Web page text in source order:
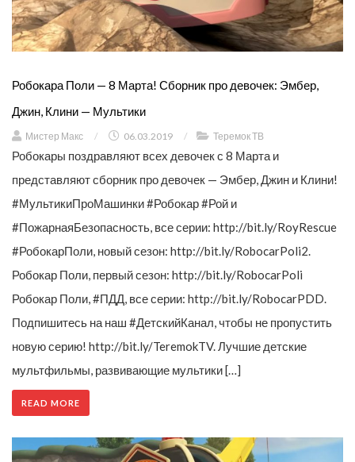
Робокара Поли — 8 Марта! Сборник про девочек: Эмбер,
Джин, Клини — Мультики
Мистер Макс / 06.03.2019 / Теремок ТВ
Робокары поздравляют всех девочек с 8 Марта и
представляют сборник про девочек — Эмбер, Джин и Клини!
#МультикиПроМашинки #Робокар #Рой и
#ПожарнаяБезопасность, все серии: http://bit.ly/RoyRescue
#РобокарПоли, новый сезон: http://bit.ly/RobocarPoli2.
Робокар Поли, первый сезон: http://bit.ly/RobocarPoli
Робокар Поли, #ПДД, все серии: http://bit.ly/RobocarPDD.
Подпишитесь на наш #ДетскийКанал, чтобы не пропустить
новую серию! http://bit.ly/TeremokTV. Лучшие детские
мультфильмы, развивающие мультики […]
READ MORE